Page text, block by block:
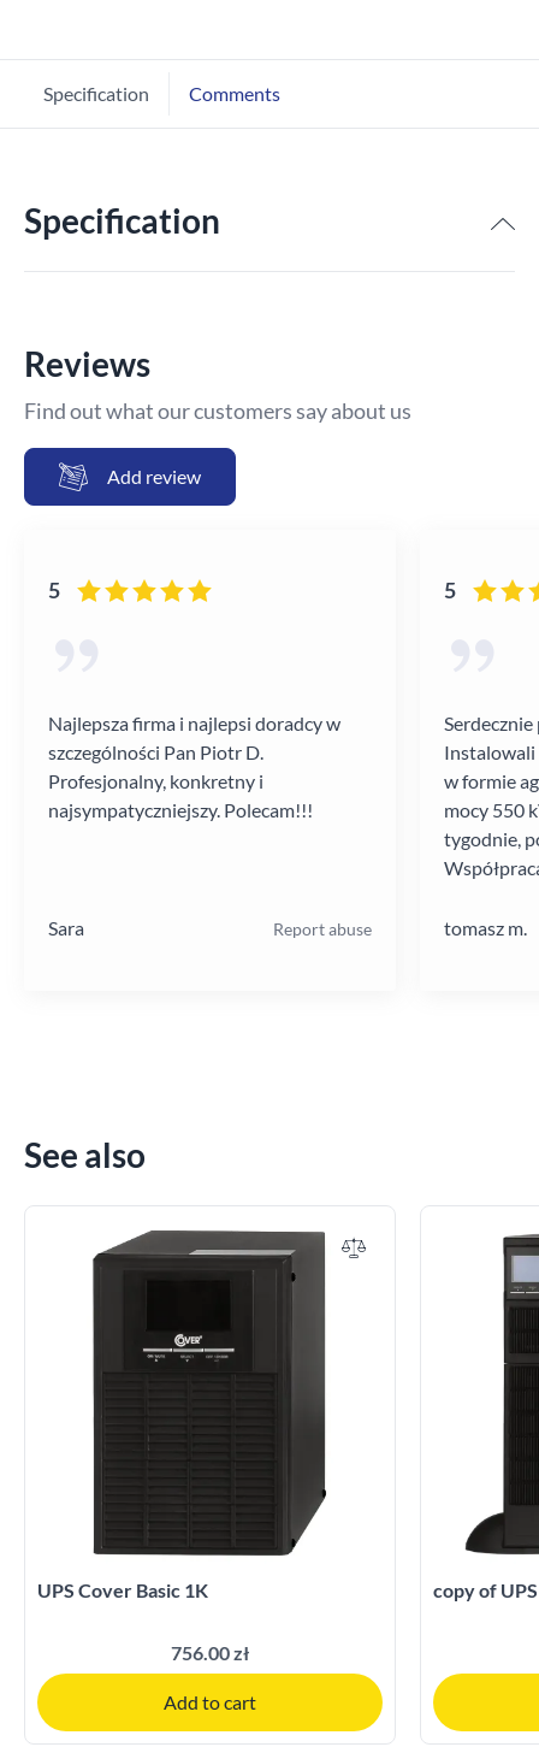
Specification Comments
Specification
Reviews
Find out what our customers say about us
Add review
5
Najlepsza firma i najlepsi doradcy w
szczególności Pan Piotr D.
Profesjonalny, konkretny i
najsympatyczniejszy. Polecam!!!
Sara Report abuse
5
Instalowali
w formie
mocy 550
tygodnie,
tomasz m.
See also
UPS Cover Basic 1K
756.00 zł
Add to cart
copy of